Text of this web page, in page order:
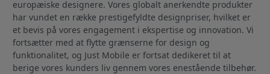
europæiske designere. Vores globalt anerkendte produkter
har vundet en række prestigefyldte designpriser, hvilket er
et bevis på vores engagement i ekspertise og innovation. Vi
fortsætter med at flytte grænserne for design og
funktionalitet, og Just Mobile er fortsat dedikeret til at
berige vores kunders liv gennem vores enestående tilbehør.